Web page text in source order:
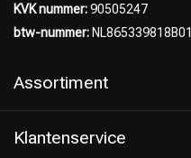
KVK nummer:90505247
btw-nummer:NL865339818B01
Assortiment
Klantenservice